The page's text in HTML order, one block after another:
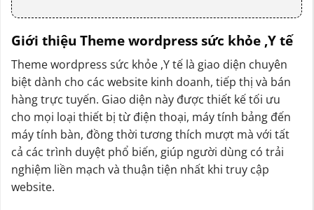
Giới thiệu Theme wordpress sức khỏe ,Y tế
Theme wordpress sức khỏe ,Y tế là giao diện chuyên
biệt dành cho các website kinh doanh, tiếp thị và bán
hàng trực tuyến. Giao diện này được thiết kế tối ưu
cho mọi loại thiết bị từ điện thoại, máy tính bảng đến
máy tính bàn, đồng thời tương thích mượt mà với tất
cả các trình duyệt phổ biến, giúp người dùng có trải
nghiệm liền mạch và thuận tiện nhất khi truy cập
website.